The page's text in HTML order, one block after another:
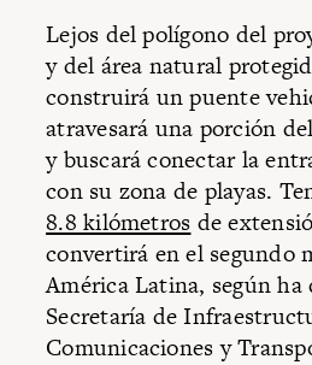
Lejos del polígono del
y del área natural
construirá un puente
atravesará una porción
y buscará conectar la
con su zona de playas.
8.8 kilómetros de
convertirá en el segundo
América Latina, según ha
Secretaría de
Comunicaciones y